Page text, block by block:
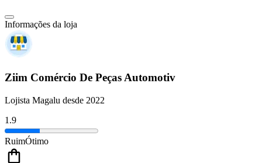
Informações da loja
Ziim Comércio De Peças Automotiv
Lojista Magalu desde 2022
1.9
RuimÓtimo